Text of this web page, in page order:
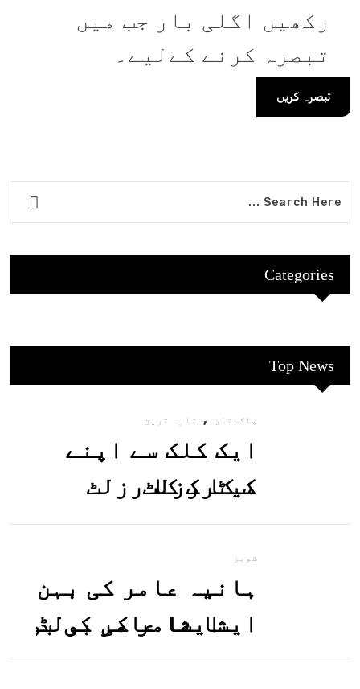
Categories
Top News
پاکستان , تازہ ترین
ایک کلک سے اپنے
میٹرک کا رزلٹ
معلوم کریں
شوبز
ہانیہ عامر کی بہن
ایشا عامر کی بولڈ
تصاویر وائرل ہو
رکھیں اگلی بار جب میں
تبصرہ کرنے کےلیے۔